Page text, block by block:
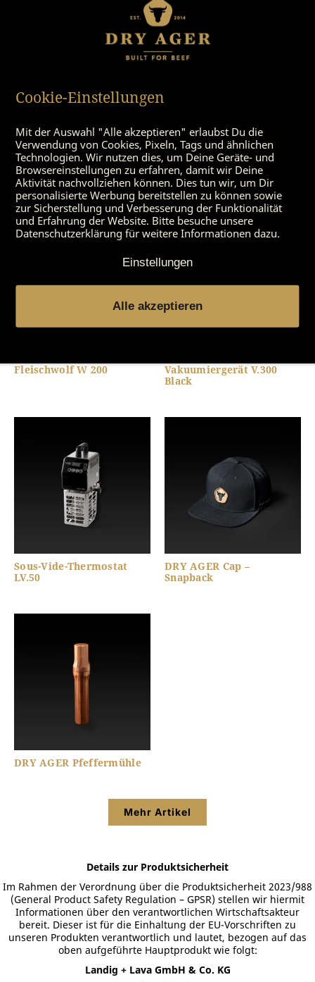
Schneidbrett
Metzger-Messerset (3-
teilig)
Fleischwolf W 200
Vakuumiergerät V.300
Black
Sous-Vide-Thermostat
LV.50
DRY AGER Cap –
Snapback
DRY AGER Pfeffermühle
Mehr Artikel
Details zur Produktsicherheit
Im Rahmen der Verordnung über die Produktsicherheit 2023/988
(General Product Safety Regulation – GPSR) stellen wir hiermit
Informationen über den verantwortlichen Wirtschaftsakteur
bereit. Dieser ist für die Einhaltung der EU-Vorschriften zu
unseren Produkten verantwortlich und lautet, bezogen auf das
oben aufgeführte Hauptprodukt wie folgt:
Landig + Lava GmbH & Co. KG
Cookie-Einstellungen
Mit der Auswahl "Alle akzeptieren" erlaubst Du die
Verwendung von Cookies, Pixeln, Tags und ähnlichen
Technologien. Wir nutzen dies, um Deine Geräte- und
Browsereinstellungen zu erfahren, damit wir Deine
Aktivität nachvollziehen können. Dies tun wir, um Dir
personalisierte Werbung bereitstellen zu können sowie
zur Sicherstellung und Verbesserung der Funktionalität
und Erfahrung der Website. Bitte besuche unsere
Datenschutzerklärung für weitere Informationen dazu.
Einstellungen
Alle akzeptieren